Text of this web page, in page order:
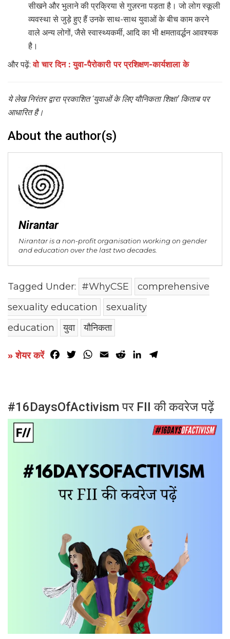
सीखने और भुलाने की प्रक्रिया से गुज़रना पड़ता है। जो लोग स्कूली
व्यवस्था से जुड़े हुए हैं उनके साथ-साथ युवाओं के बीच काम करने
वाले अन्य लोगों, जैसे स्वास्थ्यकर्मी, आदि का भी क्षमतावर्द्धन आवश्यक
है।
और पढ़ें:वो चार दिन : युवा-पैरोकारी पर प्रशिक्षण-कार्यशाला के
ये लेख निरंतर द्वारा प्रकाशित ‘युवाओं के लिए यौनिकता शिक्षा’ किताब पर
आधारित है।
About the author(s)
Nirantar
Nirantar is a non-profit organisation working on gender
and education over the last two decades.
Tagged Under: #WhyCSE
comprehensive
sexuality education
sexuality
education
युवा यौनिकता
» शेयर करें Facebook
TwitterWhatsApp
Email RedditLinkedIn
#16DaysOfActivism पर FII की कवरेज पढ़ें